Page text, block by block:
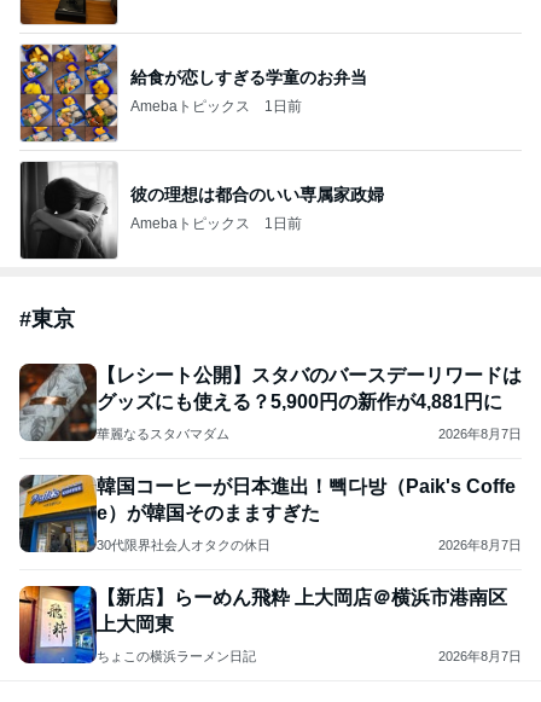
給食が恋しすぎる学童のお弁当
Amebaトピックス 1日前
彼の理想は都合のいい専属家政婦
Amebaトピックス 1日前
#東京
【レシート公開】スタバのバースデーリワードは
グッズにも使える？5,900円の新作が4,881円に
華麗なるスタバマダム 2026年8月7日
韓国コーヒーが日本進出！빽다방（Paik's Coffe
e）が韓国そのまますぎた
30代限界社会人オタクの休日 2026年8月7日
【新店】らーめん飛粋 上大岡店＠横浜市港南区
上大岡東
ちょこの横浜ラーメン日記 2026年8月7日